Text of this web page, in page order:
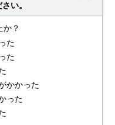
い。
か？
た
た
かかった
った